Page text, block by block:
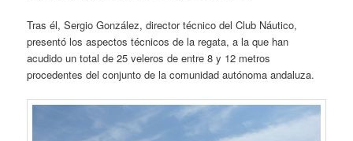
Tras él, Sergio González, director técnico del Club Náutico,
presentó los aspectos técnicos de la regata, a la que han
acudido un total de 25 veleros de entre 8 y 12 metros
procedentes del conjunto de la comunidad autónoma andaluza.